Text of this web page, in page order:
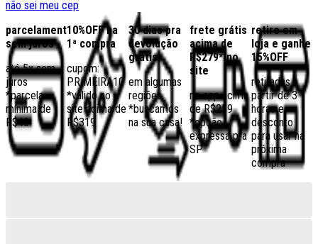
não sei meu cep
parcelamento
sem juros
até 5x sem
juros
*parcela
mínima de
R$40
10%OFF na
1ª compra
cupom:
PRIMEIRA10
*válido no
site acima de
R$319
30 dias pra
devolução
grátis
em algumas
regiões,
*buscamos
na sua casa!
frete grátis
acima de
R$279* no
site
no app acima
de R$259
*opção
expressa pra
SP
retire em
loja e ganhe
15%OFF
retiradas a
partir de 3
horas e
desconto
para usar na
próxima
compra